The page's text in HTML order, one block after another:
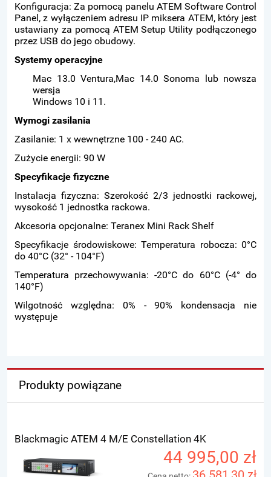
Konfiguracja: Za pomocą panelu ATEM Software Control
Panel, z wyłączeniem adresu IP miksera ATEM, który jest
ustawiany za pomocą ATEM Setup Utility podłączonego
przez USB do jego obudowy.
Systemy operacyjne
Mac 13.0 Ventura,Mac 14.0 Sonoma lub nowsza
wersja
Windows 10 i 11.
Wymogi zasilania
Zasilanie: 1 x wewnętrzne 100 - 240 AC.
Zużycie energii: 90 W
Specyfikacje fizyczne
Instalacja fizyczna: Szerokość 2/3 jednostki rackowej,
wysokość 1 jednostka rackowa.
Akcesoria opcjonalne: Teranex Mini Rack Shelf
Specyfikacje środowiskowe: Temperatura robocza: 0°C
do 40°C (32° - 104°F)
Temperatura przechowywania: -20°C do 60°C (-4° do
140°F)
Wilgotność względna: 0% - 90% kondensacja nie
występuje
Produkty powiązane
Blackmagic ATEM 4 M/E Constellation 4K
44 995,00 zł